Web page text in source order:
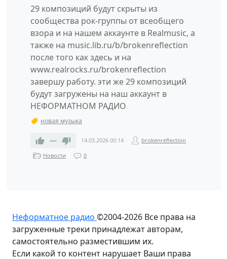
29 композиций будут скрыты из
сообщества рок-группы от всеобщего
взора и на нашем аккаунте в Realmusic, а
также на music.lib.ru/b/brokenreflection
после того как здесь и на
www.realrocks.ru/brokenreflection
завершу работу. эти же 29 композиций
будут загружены на наш аккаунт в
НЕФОРМАТНОМ РАДИО
новая музыка
— 14.03.2026 00:14
brokenreflection
Новости
0
Неформатное радио ©2004-2026 Все права на
загруженные треки принадлежат авторам,
самостоятельно разместившим их.
Если какой то контент нарушает Ваши права